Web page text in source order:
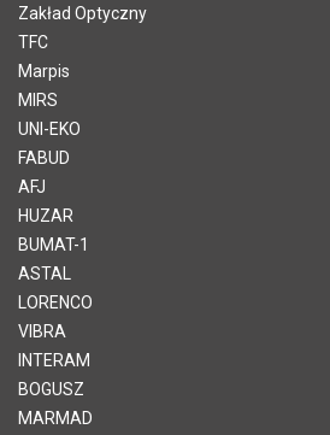
Zakład Optyczny
TFC
Marpis
MIRS
UNI-EKO
FABUD
AFJ
HUZAR
BUMAT-1
ASTAL
LORENCO
VIBRA
INTERAM
BOGUSZ
MARMAD